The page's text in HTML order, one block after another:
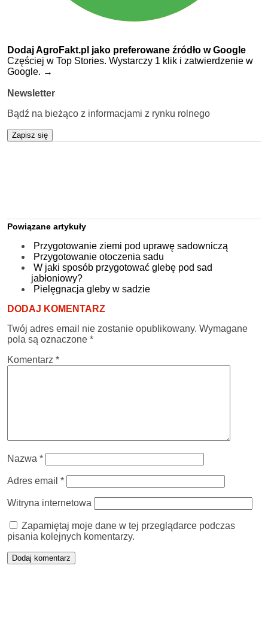
Dodaj AgroFakt.pl jako preferowane źródło w Google
Częściej w Top Stories. Wystarczy 1 klik i zatwierdzenie w
Google. →
Newsletter
Bądź na bieżąco z informacjami z rynku rolnego
Zapisz się
Powiązane artykuły
Przygotowanie ziemi pod uprawę sadowniczą
Przygotowanie otoczenia sadu
W jaki sposób przygotować glebę pod sad
jabłoniowy?
Pielęgnacja gleby w sadzie
DODAJ KOMENTARZ
Twój adres email nie zostanie opublikowany. Wymagane
pola są oznaczone *
Komentarz *
Nazwa *
Adres email *
Witryna internetowa
Zapamiętaj moje dane w tej przeglądarce podczas
pisania kolejnych komentarzy.